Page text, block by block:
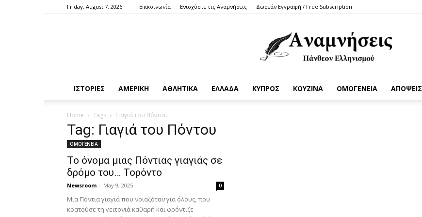
Friday, August 7, 2026 Επικοινωνία Ενισχύστε τις Αναμνήσεις Δωρεάν Εγγραφή / Free Subscription
ΙΣΤΟΡΙΕΣ ΑΜΕΡΙΚΗ ΑΘΛΗΤΙΚΑ ΕΛΛΑΔΑ ΚΥΠΡΟΣ ΚΟΥΖΙΝΑ ΟΜΟΓΕΝΕΙΑ ΑΠΟΨΕΙΣ
Home Tags Γιαγιά του Πόντου
Tag: Γιαγιά του Πόντου
ΟΜΟΓΕΝΕΙΑ
Το όνομα μιας Πόντιας γιαγιάς σε
δρόμο του… Τορόντο
Newsroom - May 9, 2025 0
Μια Πόντια γιαγιά που νοιαζόταν για όλους, που
κρατούσε τη γειτονιά καθαρή και φρόντιζε